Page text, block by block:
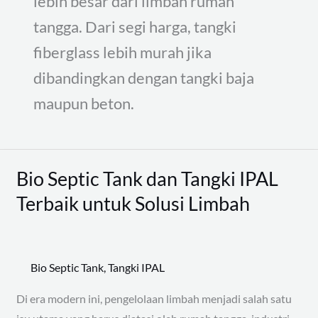
tangga. Dari segi harga, tangki
fiberglass lebih murah jika
dibandingkan dengan tangki baja
maupun beton.
Bio Septic Tank dan Tangki IPAL
Terbaik untuk Solusi Limbah
Bio Septic Tank,Tangki IPAL
Di era modern ini, pengelolaan limbah menjadi salah satu
Bio
Septic
Tank
IPAL
Terbaik
untuk